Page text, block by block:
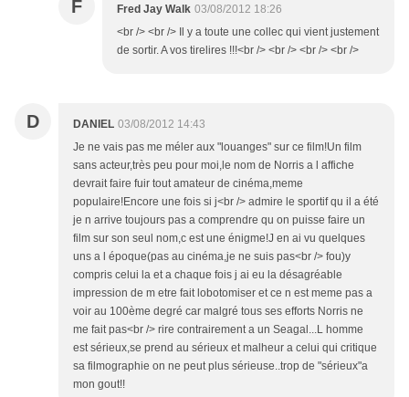
F Fred Jay Walk 03/08/2012 18:26
<br /> <br /> Il y a toute une collec qui vient justement
de sortir. A vos tirelires !!!<br /> <br /> <br /> <br />
D DANIEL 03/08/2012 14:43
Je ne vais pas me méler aux "louanges" sur ce film!Un film
sans acteur,très peu pour moi,le nom de Norris a l affiche
devrait faire fuir tout amateur de cinéma,meme
populaire!Encore une fois si j<br /> admire le sportif qu il a été
je n arrive toujours pas a comprendre qu on puisse faire un
film sur son seul nom,c est une énigme!J en ai vu quelques
uns a l époque(pas au cinéma,je ne suis pas<br /> fou)y
compris celui la et a chaque fois j ai eu la désagréable
impression de m etre fait lobotomiser et ce n est meme pas a
voir au 100ème degré car malgré tous ses efforts Norris ne
me fait pas<br /> rire contrairement a un Seagal...L homme
est sérieux,se prend au sérieux et malheur a celui qui critique
sa filmographie on ne peut plus sérieuse..trop de "sérieux"a
mon gout!!